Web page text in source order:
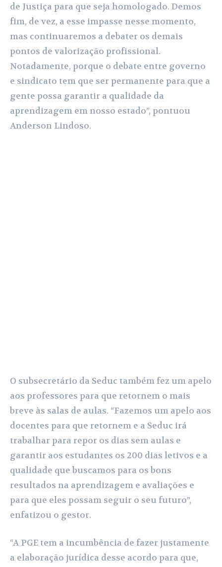
de Justiça para que seja homologado. Demos
fim, de vez, a esse impasse nesse momento,
mas continuaremos a debater os demais
pontos de valorização profissional.
Notadamente, porque o debate entre governo
e sindicato tem que ser permanente para que a
gente possa garantir a qualidade da
aprendizagem em nosso estado”, pontuou
Anderson Lindoso.
O subsecretário da Seduc também fez um apelo
aos professores para que retornem o mais
breve às salas de aulas. “Fazemos um apelo aos
docentes para que retornem e a Seduc irá
trabalhar para repor os dias sem aulas e
garantir aos estudantes os 200 dias letivos e a
qualidade que buscamos para os bons
resultados na aprendizagem e avaliações e
para que eles possam seguir o seu futuro”,
enfatizou o gestor.
“A PGE tem a incumbência de fazer justamente
a elaboração jurídica desse acordo para que,